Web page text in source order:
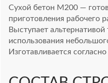
Сухой бетон М200 —
приготовления рабочего
Выступает
использования
Изготавливается